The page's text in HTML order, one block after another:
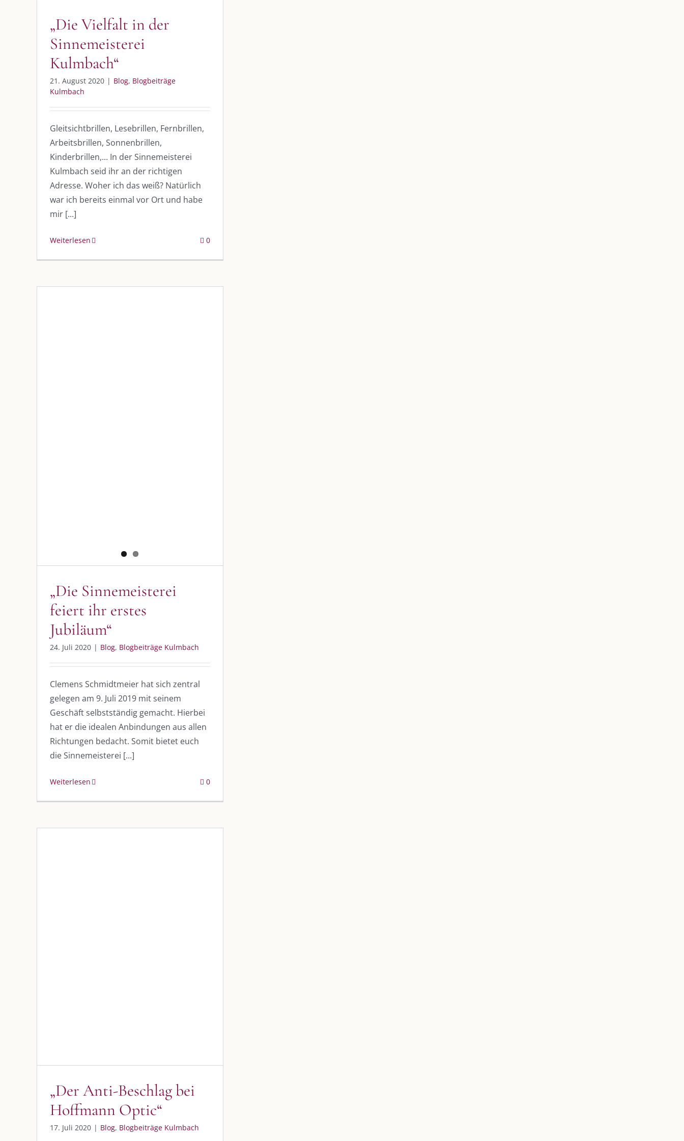
„Die Vielfalt in der
Sinnemeisterei
Kulmbach“
21. August 2020 | Blog, Blogbeiträge
Kulmbach
Gleitsichtbrillen, Lesebrillen, Fernbrillen,
Arbeitsbrillen, Sonnenbrillen,
Kinderbrillen,... In der Sinnemeisterei
Kulmbach seid ihr an der richtigen
Adresse. Woher ich das weiß? Natürlich
war ich bereits einmal vor Ort und habe
mir [...]
Weiterlesen 0
„Die Sinnemeisterei
feiert ihr erstes
Jubiläum“
24. Juli 2020 | Blog, Blogbeiträge Kulmbach
Clemens Schmidtmeier hat sich zentral
gelegen am 9. Juli 2019 mit seinem
Geschäft selbstständig gemacht. Hierbei
hat er die idealen Anbindungen aus allen
Richtungen bedacht. Somit bietet euch
die Sinnemeisterei [...]
Weiterlesen 0
„Der Anti-Beschlag bei
Hoffmann Optic“
17. Juli 2020 | Blog, Blogbeiträge Kulmbach
DIE KULMBLOGGERA